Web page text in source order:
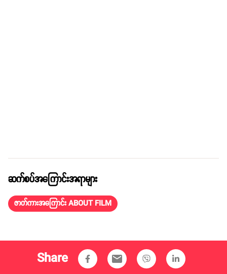
ဆက်စပ်အကြောင်းအရာများ
ဇာတ်ကားအကြောင်း ABOUT FILM
Share email